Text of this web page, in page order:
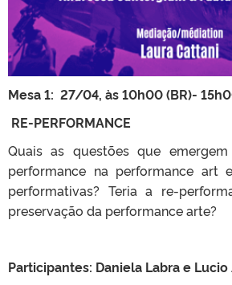
Mesa 1: 27/04, às 10h00 (BR)-
RE-PERFORMANCE
Quais as questões que
performance na performance art
performativas? Teria a re-
preservação da performance arte?
Participantes: Daniela Labra e Lucio